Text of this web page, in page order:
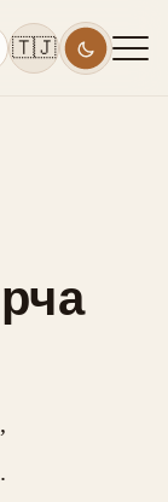
🇹🇯